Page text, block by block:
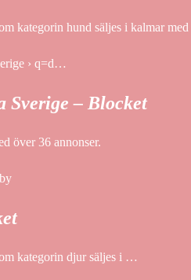
kategorin hund säljes i kalmar
› q=d…
Sverige – Blocket
över 36 annonser.
kategorin djur säljes i …